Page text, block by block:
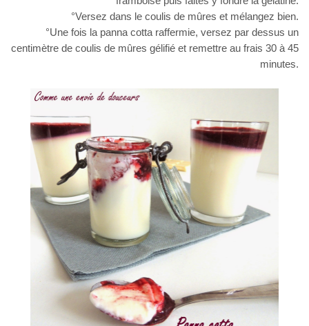
°Versez dans le coulis de mûres et mélangez bien.
°Une fois la panna cotta raffermie, versez par dessus un
centimètre de coulis de mûres gélifié et remettre au frais 30 à 45
minutes.